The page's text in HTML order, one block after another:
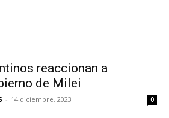
reaccionan a
de Milei
- 14 diciembre, 2023 0